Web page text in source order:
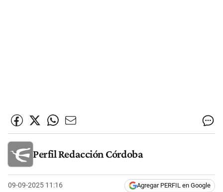
Perfil Redacción Córdoba
09-09-2025 11:16 Agregar PERFIL en Google